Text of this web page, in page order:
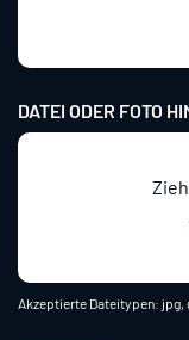
DATEI ODER FOTO
Akzeptierte Dateitypen: jpg,